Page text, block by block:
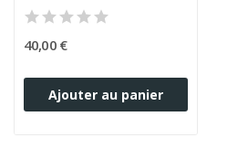
40,00 €
Ajouter au panier